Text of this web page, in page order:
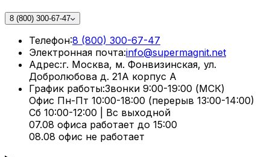
8 (800) 300-67-47
Телефон:8 (800) 300-67-47
Электронная почта:info@supermagnit.net
Адрес:г. Москва, м. Фонвизинская, ул.
Добролюбова д. 21А корпус А
График работы:Звонки 9:00-19:00 (МСК)
Офис Пн-Пт 10:00-18:00 (перерыв 13:00-14:00)
Сб 10:00-12:00 | Вс выходной
07.08 офиса работает до 15:00
08.08 офис не работает